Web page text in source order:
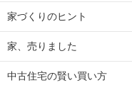
家づくりのヒント
家、売りました
中古住宅の賢い買い方